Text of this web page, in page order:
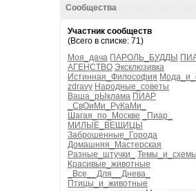
Сообщества
Участник сообществ
(Всего в списке: 71)
Моя_дача ПАРОЛЬ_БУДДЫ
АГЕНСТВО Эксклюзивка
Истинная_Философия
zdravy Народные_советы
Ваша_рЫклама ПИАР
_СвОиМи_РуКаМи_
Шагая_по_Москве
_Пиар_
МИЛЫЕ_ВЕЩИЦЫ
Заброшенные_Города
Домашняя_Мастерская
Разные_штучки_
Темы_и_схемы
Красивые_животные
_Все__Для__Днева_
Птицы_и_животные